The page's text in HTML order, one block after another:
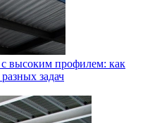
высоким профилем: как
задач